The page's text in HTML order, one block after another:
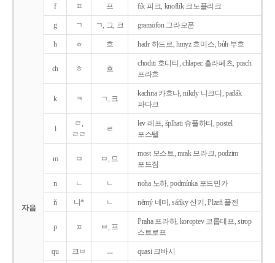
자음
f ㅍ 프 fík 피크, knoflík 크노플리크
g ㄱ ㄱ, 그, 크 gramofon 그라모폰
h ㅎ 흐 hadr 하드르, hmyz 흐미스, bůh 부흐
ch ㅎ 흐
choditi 호디티, chlapec 흘라페츠, prach
프라흐
k ㅋ ㄱ, 크
kachna 카흐나, nikdy 니크디, padák
파다크
l
ㄹ,
ㄹㄹ
ㄹ
lev 레프, šplhati 슈플하티, postel
포스텔
m ㅁ ㅁ, 므
most 모스트, mrak 므라크, podzim
포드짐
n ㄴ ㄴ noha 노하, podmínka 포드민카
ň 니* ㄴ němý 네미, sáňky 산키, Plzeň 플젠
p ㅍ ㅂ, 프
Praha 프라하, koroptev 코롭테프, strop
스트로프
qu 크ㅂ ㅡ quasi 크바시